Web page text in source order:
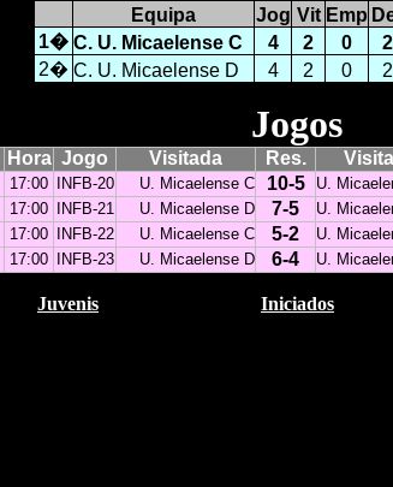
Equipa Jog Vit Emp
1� C. U. Micaelense C 4 2 0 2
2� C. U. Micaelense D 4 2 0 2
Jogos
Hora Jogo Visitada Res.
17:00 INFB-20 U. Micaelense C 10-5 U.
17:00 INFB-21 U. Micaelense D 7-5 U.
17:00 INFB-22 U. Micaelense C 5-2 U.
17:00 INFB-23 U. Micaelense D 6-4 U.
Juvenis Iniciados